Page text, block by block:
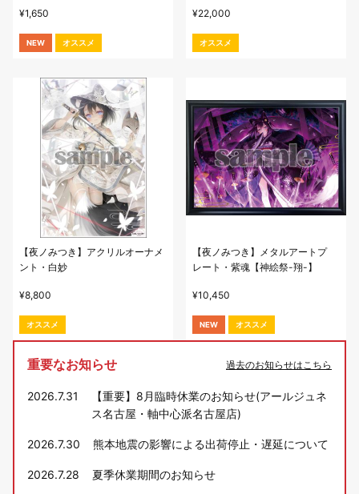
¥1,650
NEW オススメ
¥22,000
オススメ
【夜ノみつき】アクリルオーナメ
ント・白妙
¥8,800
オススメ
【夜ノみつき】メタルアートプ
レート・紫魂【神絵祭-翔-】
¥10,450
NEW オススメ
重要なお知らせ 過去のお知らせはこちら
2026.7.31
【重要】8月臨時休業のお知らせ(アールジュネ
ス名古屋・軸中心派名古屋店)
2026.7.30 熊本地震の影響による出荷停止・遅延について
2026.7.28 夏季休業期間のお知らせ